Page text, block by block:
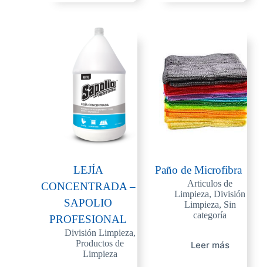
LEJÍA
CONCENTRADA –
SAPOLIO
PROFESIONAL
División Limpieza,
Productos de
Limpieza
Paño de Microfibra
Articulos de
Limpieza,División
Limpieza, Sin
categoría
Leer más